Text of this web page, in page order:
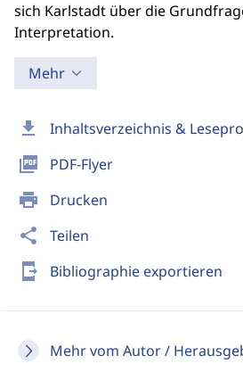
download Inhaltsverzeichnis &
picture_as_pdf PDF-Flyer
print Drucken
share Teilen
send_to_mobile Bibliographie exportieren
Mehr vom Autor /
sich Karlstadt über die
Interpretation.
Mehr